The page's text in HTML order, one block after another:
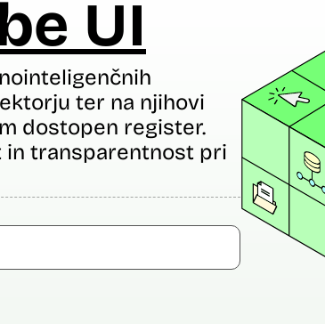
UI
ter na njihovi
dostopen register.
in transparentnost pri